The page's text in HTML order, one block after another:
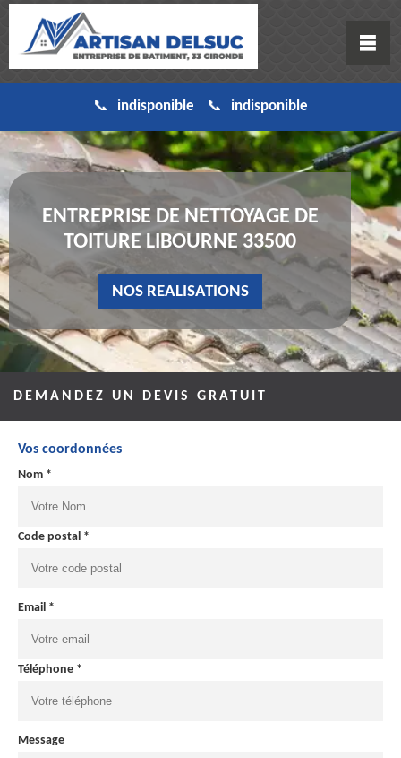
indisponible indisponible
ENTREPRISE DE NETTOYAGE DE
TOITURE LIBOURNE 33500
NOS REALISATIONS
DEMANDEZ UN DEVIS GRATUIT
Vos coordonnées
Nom *
Code postal *
Email *
Téléphone *
Message